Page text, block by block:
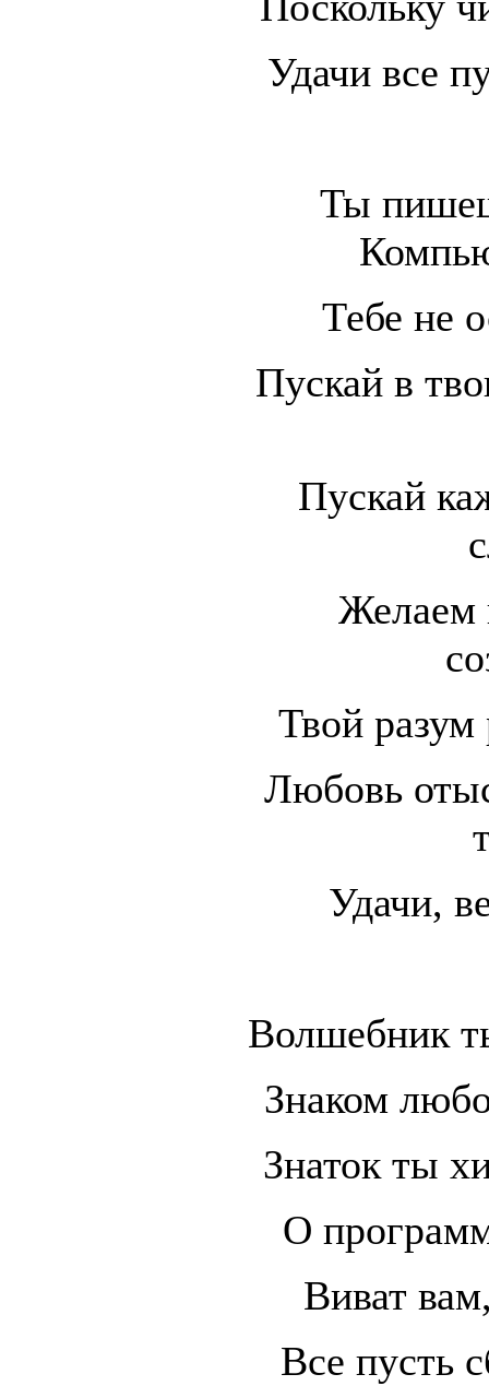
Удачи все
Ты
Тебе не
Пускай в
Пускай
Желаем
Твой разум
Любовь
Удачи,
Волшебник
Знаком
Знаток ты
О
Виват
Все пусть